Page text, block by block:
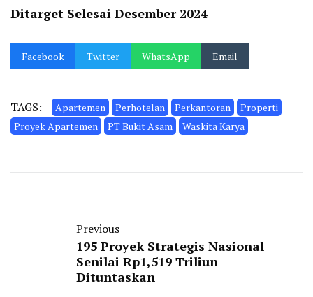
Ditarget Selesai Desember 2024
Facebook Twitter WhatsApp Email
TAGS: Apartemen Perhotelan Perkantoran
Properti
Proyek Apartemen
PT Bukit Asam Waskita Karya
Previous
195 Proyek Strategis Nasional
Senilai Rp1,519 Triliun
Dituntaskan